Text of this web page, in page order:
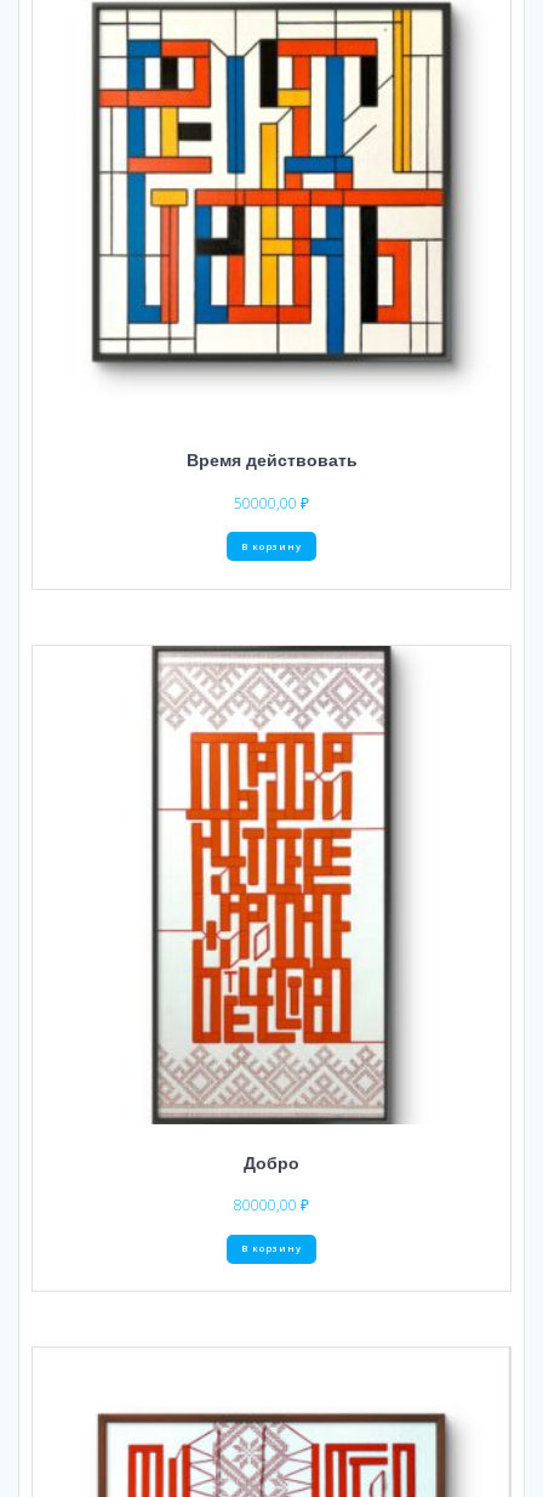
Время действовать
50000,00 ₽
В корзину
Добро
80000,00 ₽
В корзину